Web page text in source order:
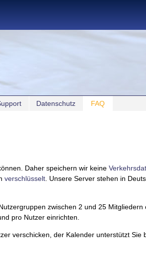
Datenschutz FAQ
Daher speichern wir keine
verschlüsselt. Unsere Server stehen in
zwischen 2 und 25
pro Nutzer einrichten.
verschicken, der Kalender unterstützt Sie